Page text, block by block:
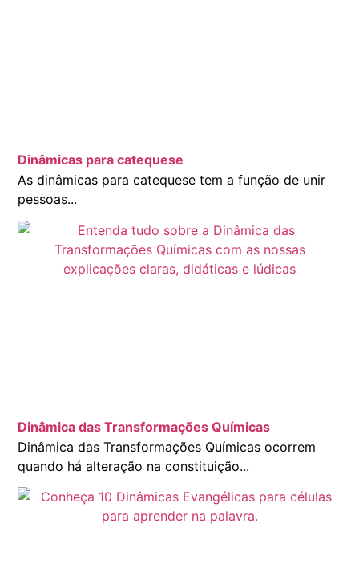
Dinâmicas para catequese
As dinâmicas para catequese tem a função de unir
pessoas...
Dinâmica das Transformações Químicas
Dinâmica das Transformações Químicas ocorrem
quando há alteração na constituição...